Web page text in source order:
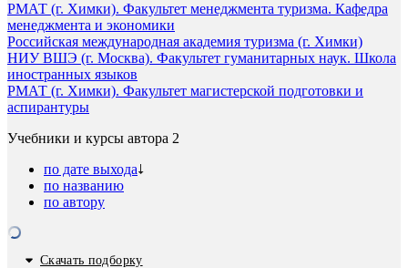
РМАТ (г. Химки). Факультет менеджмента туризма. Кафедра
менеджмента и экономики
Российская международная академия туризма (г. Химки)
НИУ ВШЭ (г. Москва). Факультет гуманитарных наук. Школа
иностранных языков
РМАТ (г. Химки). Факультет магистерской подготовки и
аспирантуры
Учебники и курсы автора 2
по дате выхода
по названию
по автору
Скачать подборку